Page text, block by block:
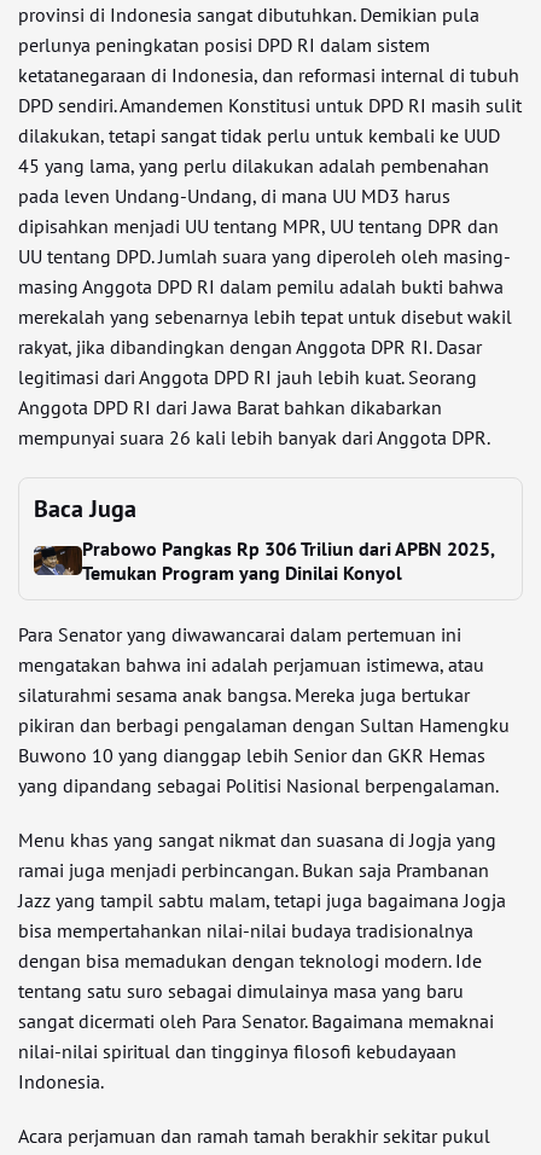
provinsi di Indonesia sangat dibutuhkan. Demikian pula
perlunya peningkatan posisi DPD RI dalam sistem
ketatanegaraan di Indonesia, dan reformasi internal di tubuh
DPD sendiri. Amandemen Konstitusi untuk DPD RI masih sulit
dilakukan, tetapi sangat tidak perlu untuk kembali ke UUD
45 yang lama, yang perlu dilakukan adalah pembenahan
pada leven Undang-Undang, di mana UU MD3 harus
dipisahkan menjadi UU tentang MPR, UU tentang DPR dan
UU tentang DPD. Jumlah suara yang diperoleh oleh masing-
masing Anggota DPD RI dalam pemilu adalah bukti bahwa
merekalah yang sebenarnya lebih tepat untuk disebut wakil
rakyat, jika dibandingkan dengan Anggota DPR RI. Dasar
legitimasi dari Anggota DPD RI jauh lebih kuat. Seorang
Anggota DPD RI dari Jawa Barat bahkan dikabarkan
mempunyai suara 26 kali lebih banyak dari Anggota DPR.
Baca Juga
Prabowo Pangkas Rp 306 Triliun dari APBN 2025,
Temukan Program yang Dinilai Konyol
Para Senator yang diwawancarai dalam pertemuan ini
mengatakan bahwa ini adalah perjamuan istimewa, atau
silaturahmi sesama anak bangsa. Mereka juga bertukar
pikiran dan berbagi pengalaman dengan Sultan Hamengku
Buwono 10 yang dianggap lebih Senior dan GKR Hemas
yang dipandang sebagai Politisi Nasional berpengalaman.
Menu khas yang sangat nikmat dan suasana di Jogja yang
ramai juga menjadi perbincangan. Bukan saja Prambanan
Jazz yang tampil sabtu malam, tetapi juga bagaimana Jogja
bisa mempertahankan nilai-nilai budaya tradisionalnya
dengan bisa memadukan dengan teknologi modern. Ide
tentang satu suro sebagai dimulainya masa yang baru
sangat dicermati oleh Para Senator. Bagaimana memaknai
nilai-nilai spiritual dan tingginya filosofi kebudayaan
Indonesia.
Acara perjamuan dan ramah tamah berakhir sekitar pukul